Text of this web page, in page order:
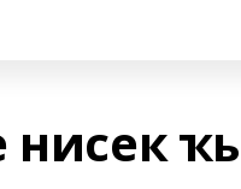
нисек